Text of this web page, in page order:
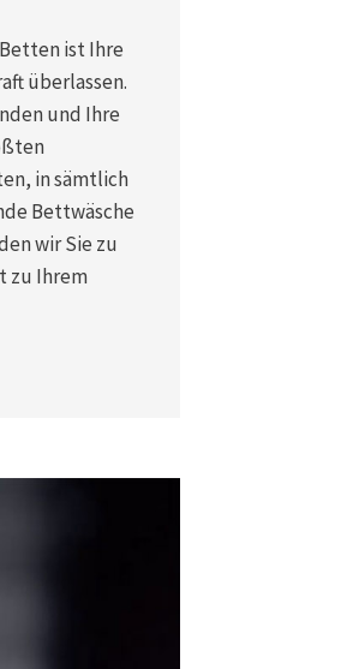
ist Ihre
überlassen.
und Ihre
in sämtlich
Bettwäsche
wir Sie zu
zu Ihrem